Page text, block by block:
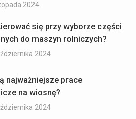
2024
się przy wyborze części
do maszyn rolniczych?
2024
najważniejsze prace
na wiosnę?
2024